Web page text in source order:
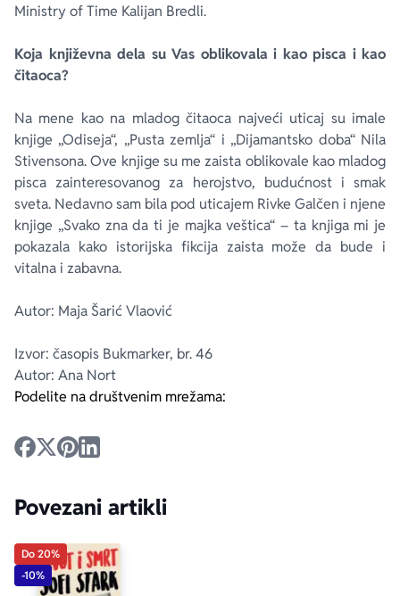
Ministry of Time Kalijan Bredli.
Koja književna dela su Vas oblikovala i kao pisca i kao
čitaoca?
Na mene kao na mladog čitaoca najveći uticaj su imale
knjige „Odiseja“, „Pusta zemlja“ i „Dijamantsko doba“ Nila
Stivensona. Ove knjige su me zaista oblikovale kao mladog
pisca zainteresovanog za herojstvo, budućnost i smak
sveta. Nedavno sam bila pod uticajem Rivke Galčen i njene
knjige „Svako zna da ti je majka veštica“ – ta knjiga mi je
pokazala kako istorijska fikcija zaista može da bude i
vitalna i zabavna.
Autor: Maja Šarić Vlaović
Izvor: časopis Bukmarker, br. 46
Autor: Ana Nort
Podelite na društvenim mrežama:
Povezani artikli
Do 20%
-10%